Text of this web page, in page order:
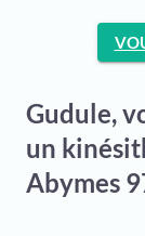
Gudule,
un
Abymes